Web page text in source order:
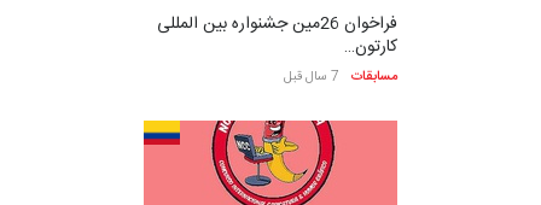
فراخوان 26مین جشنواره بین المللی
کارتون…
مسابقات 7 سال قبل